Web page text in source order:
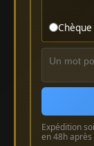
Chèque
Expédition
en 48h